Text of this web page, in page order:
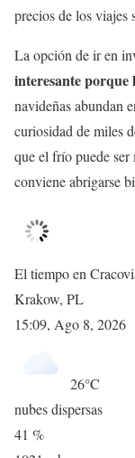
precios de los viajes
La opción de ir en
interesante porque
navideñas abundan
curiosidad de miles
que el frío puede
conviene abrigarse
El tiempo en
Krakow, PL
15:09, Ago 8, 2026
26°C
nubes dispersas
41 %